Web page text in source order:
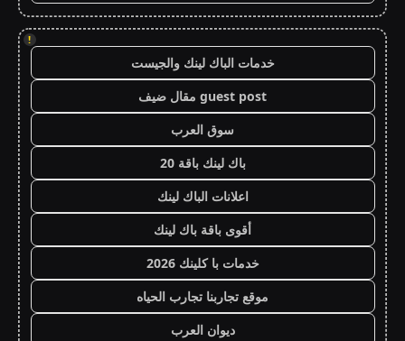
!
خدمات الباك لينك والجيست
guest post مقال ضيف
سوق العرب
باك لينك باقة 20
اعلانات الباك لينك
أقوى باقة باك لينك
خدمات با كلينك 2026
موقع تجاربنا تجارب الحياه
ديوان العرب